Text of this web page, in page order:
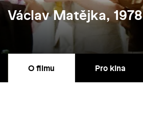
Václav Matějka, 1978
O filmu Pro kina